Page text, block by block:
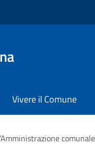
Vivere il Comune